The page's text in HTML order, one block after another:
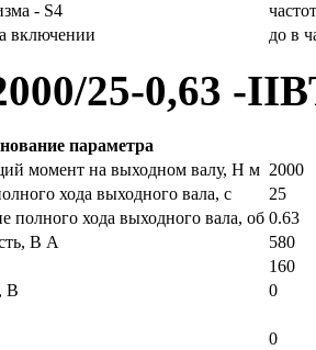
- S4
включении
до в
25-0,63 -
параметра
момент на выходном валу, Н м 2000
хода выходного вала, с
25
полного хода выходного вала, об 0.63
В А
580
160
В
0
0